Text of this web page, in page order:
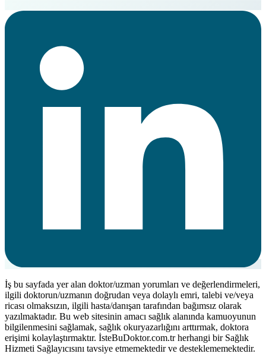
İş bu sayfada yer alan doktor/uzman yorumları ve değerlendirmeleri,
ilgili doktorun/uzmanın doğrudan veya dolaylı emri, talebi ve/veya
ricası olmaksızın, ilgili hasta/danışan tarafından bağımsız olarak
yazılmaktadır. Bu web sitesinin amacı sağlık alanında kamuoyunun
bilgilenmesini sağlamak, sağlık okuryazarlığını arttırmak, doktora
erişimi kolaylaştırmaktır. İsteBuDoktor.com.tr herhangi bir Sağlık
Hizmeti Sağlayıcısını tavsiye etmemektedir ve desteklememektedir.